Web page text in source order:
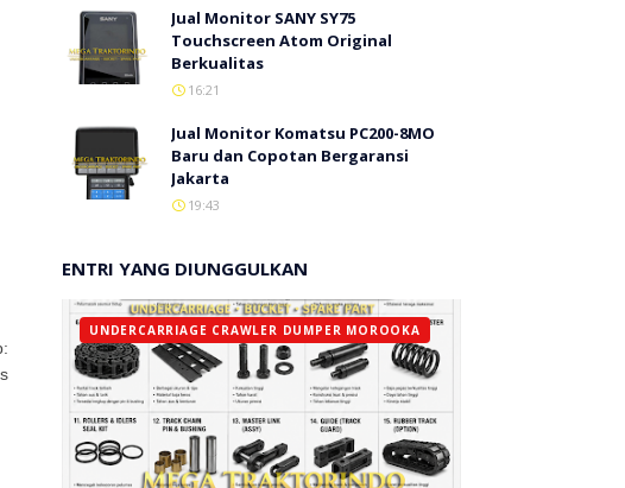
Jual Monitor SANY SY75
Touchscreen Atom Original
Berkualitas
16:21
Jual Monitor Komatsu PC200-8MO
Baru dan Copotan Bergaransi
Jakarta
19:43
ENTRI YANG DIUNGGULKAN
UNDERCARRIAGE CRAWLER DUMPER MOROOKA